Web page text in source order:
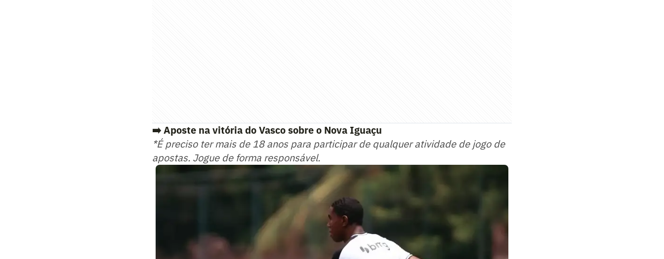
➡️ Aposte na vitória do Vasco sobre o Nova Iguaçu
*É preciso ter mais de 18 anos para participar de qualquer atividade de jogo de
apostas. Jogue de forma responsável.